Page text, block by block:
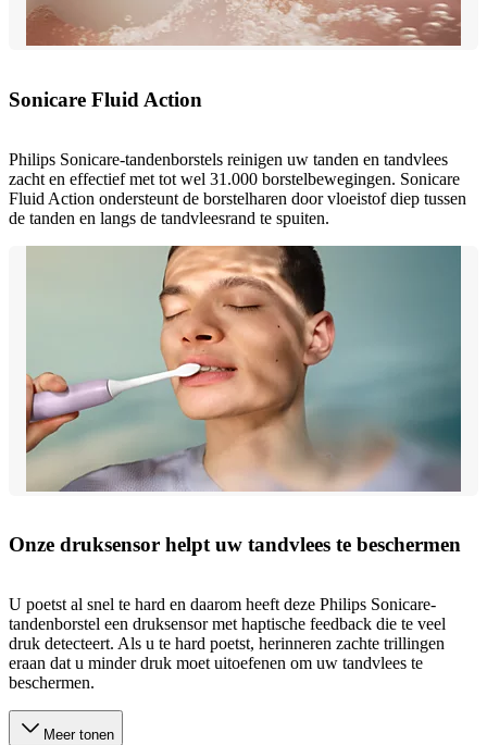
Sonicare Fluid Action
Philips Sonicare-tandenborstels reinigen uw tanden en tandvlees
zacht en effectief met tot wel 31.000 borstelbewegingen. Sonicare
Fluid Action ondersteunt de borstelharen door vloeistof diep tussen
de tanden en langs de tandvleesrand te spuiten.
Onze druksensor helpt uw tandvlees te beschermen
U poetst al snel te hard en daarom heeft deze Philips Sonicare-
tandenborstel een druksensor met haptische feedback die te veel
druk detecteert. Als u te hard poetst, herinneren zachte trillingen
eraan dat u minder druk moet uitoefenen om uw tandvlees te
beschermen.
Meer tonen